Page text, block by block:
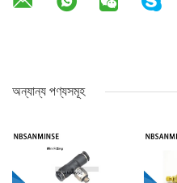
অন্যান্য পণ্যসমূহ